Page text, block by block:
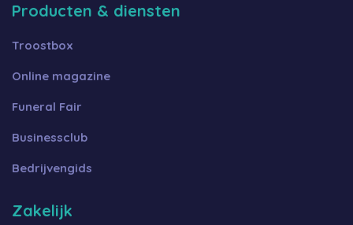
Producten & diensten
Troostbox
Online magazine
Funeral Fair
Businessclub
Bedrijvengids
Zakelijk